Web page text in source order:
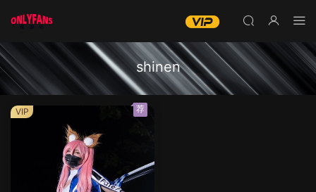
!已就位!
shinen
VIP 荐